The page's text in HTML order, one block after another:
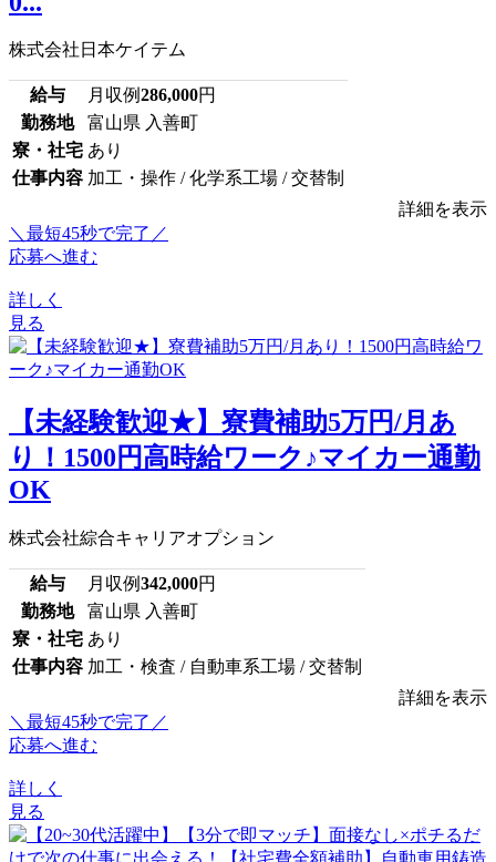
株式会社日本ケイテム
給与 月収例286,000円
勤務地
富山県 入善町
寮・社宅 あり
仕事内容 加工・操作 / 化学系工場 / 交替制
詳細を表示
＼最短45秒で完了／
応募へ進む
詳しく
見る
【未経験歓迎★】寮費補助5万円/月あ
り！1500円高時給ワーク♪マイカー通勤
OK
株式会社綜合キャリアオプション
給与 月収例342,000円
勤務地
富山県 入善町
寮・社宅 あり
仕事内容 加工・検査 / 自動車系工場 / 交替制
詳細を表示
＼最短45秒で完了／
応募へ進む
詳しく
見る